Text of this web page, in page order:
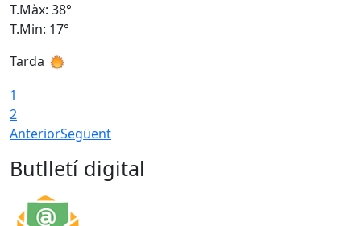
T.Màx: 38°
T.Min: 17°
Tarda
1
2
AnteriorSegüent
Butlletí digital